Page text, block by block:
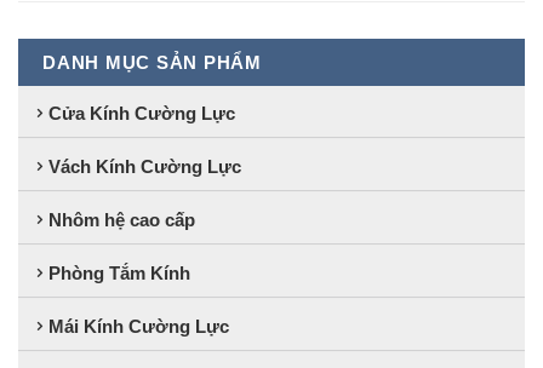
DANH MỤC SẢN PHẨM
Cửa Kính Cường Lực
Vách Kính Cường Lực
Nhôm hệ cao cấp
Phòng Tắm Kính
Mái Kính Cường Lực